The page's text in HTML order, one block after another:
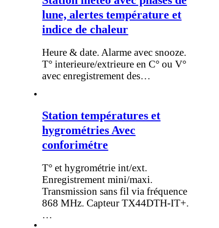
lune, alertes température et
indice de chaleur
Heure & date. Alarme avec snooze.
T° interieure/extrieure en C° ou V°
avec enregistrement des…
Station températures et
hygrométries Avec
conforimétre
T° et hygrométrie int/ext.
Enregistrement mini/maxi.
Transmission sans fil via fréquence
868 MHz. Capteur TX44DTH-IT+.
…